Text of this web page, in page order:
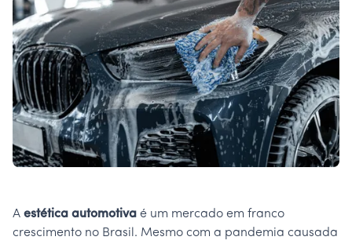
A estética automotiva é um mercado em franco
crescimento no Brasil. Mesmo com a pandemia causada